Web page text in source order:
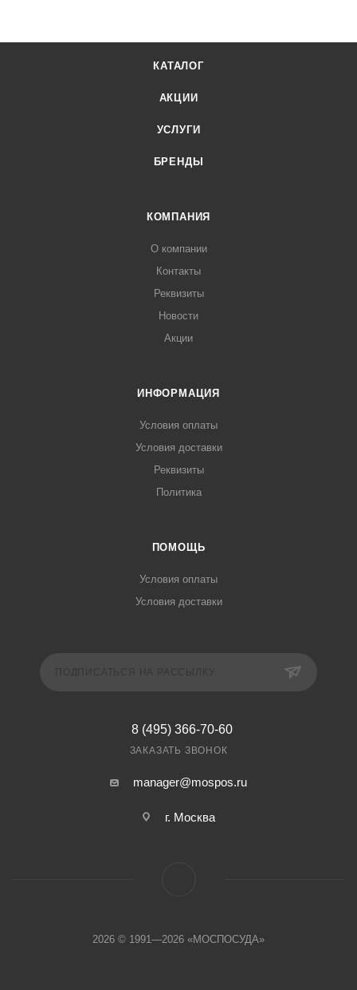
КАТАЛОГ
АКЦИИ
УСЛУГИ
БРЕНДЫ
КОМПАНИЯ
О компании
Контакты
Реквизиты
Новости
Акции
ИНФОРМАЦИЯ
Условия оплаты
Условия доставки
Реквизиты
Политика
ПОМОЩЬ
Условия оплаты
Условия доставки
8 (495) 366-70-60
ЗАКАЗАТЬ ЗВОНОК
manager@mospos.ru
г. Москва
2026 © 1991—2026 «МОСПОСУДА»